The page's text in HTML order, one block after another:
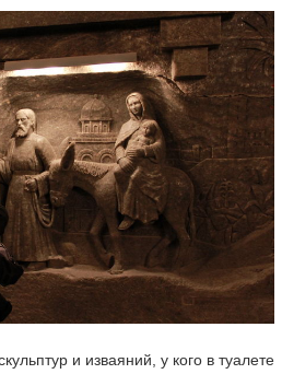
и изваяний, у кого в туалете